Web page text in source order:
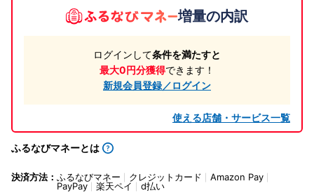
増量の内訳
ログインして条件を満たすと
最大0円分獲得できます！
新規会員登録／ログイン
使える店舗・サービス一覧
ふるなびマネーとは
決済方法： ふるなびマネー クレジットカード
Amazon Pay
PayPay
楽天ペイ d払い